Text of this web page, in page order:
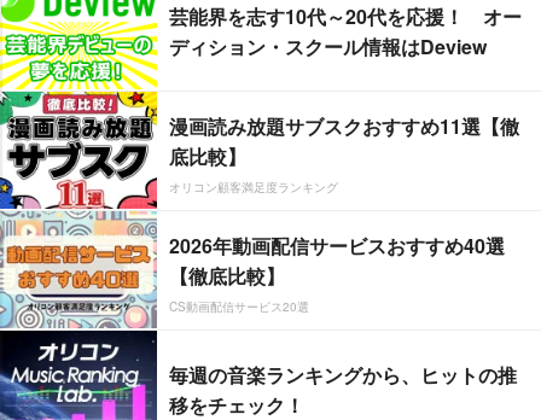
芸能界を志す10代～20代を応援！ オー
ディション・スクール情報はDeview
漫画読み放題サブスクおすすめ11選【徹
底比較】
オリコン顧客満足度ランキング
2026年動画配信サービスおすすめ40選
【徹底比較】
CS動画配信サービス20選
毎週の音楽ランキングから、ヒットの推
移をチェック！